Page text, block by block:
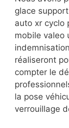
glace
auto xr cyclo
mobile valeo
réaliseront
compter le
la pose
verrouillage